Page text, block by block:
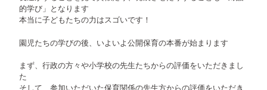
的学び」となります
本当に子どもたちの力はスゴいです！
園児たちの学びの後、いよいよ公開保育の本番が始まります
まず、行政の方々や小学校の先生たちからの評価をいただきまし
た
そして 参加いただいた保育関係の先生方からの評価をいただき